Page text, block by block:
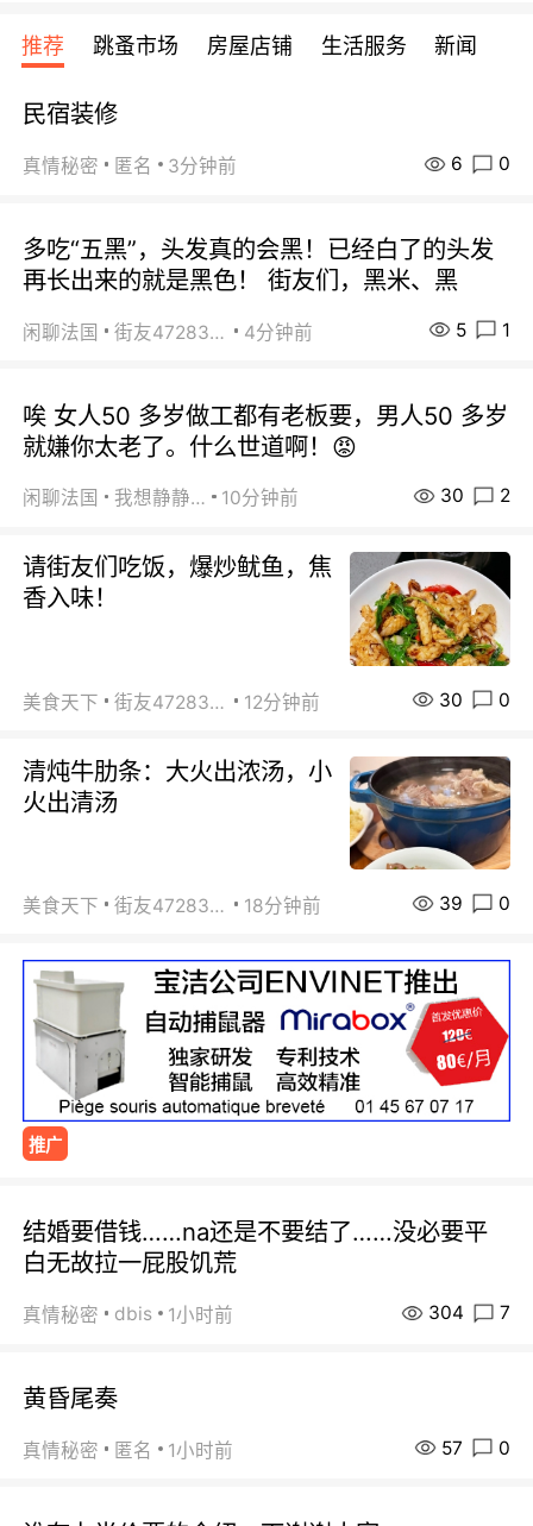
宾馆 108欧/天起
全程756欧/位
欧/天起 ~包拼房
每周铁发！
推荐 跳蚤市场 房屋店铺 生活服务 新闻
民宿装修
真情秘密 匿名 3分钟前 6 0
多吃“五黑”，头发真的会黑！已经白了的头发
再长出来的就是黑色！ 街友们，黑米、黑
闲聊法国 街友472838572 4分钟前 5 1
唉 女人50 多岁做工都有老板要，男人50 多岁
就嫌你太老了。什么世道啊！😡
闲聊法国 我想静静… 10分钟前 30 2
请街友们吃饭，爆炒鱿鱼，焦
香入味！
美食天下 街友472838572 12分钟前 30 0
清炖牛肋条：大火出浓汤，小
火出清汤
美食天下 街友472838572 18分钟前 39 0
推广
结婚要借钱……na还是不要结了……没必要平
白无故拉一屁股饥荒
真情秘密 dbis 1小时前 304 7
黄昏尾奏
真情秘密 匿名 1小时前 57 0